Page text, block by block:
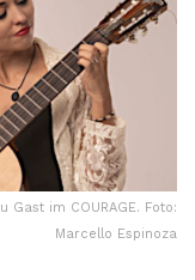
Gast im COURAGE. Foto:
Marcello Espinoza